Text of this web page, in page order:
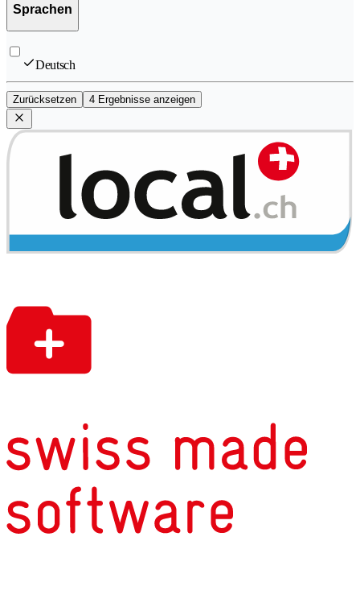
Sprachen
Deutsch
Zurücksetzen 4 Ergebnisse anzeigen